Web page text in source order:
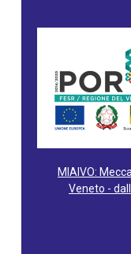
MIAIVO:
Veneto -